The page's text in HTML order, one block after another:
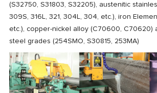
(S32750, S31803, S32205), austenitic
309S, 316L, 321, 304L, 304, etc.), iron
etc.), copper-nickel alloy (C70600, C70620)
steel grades (254SMO, S30815, 253MA)